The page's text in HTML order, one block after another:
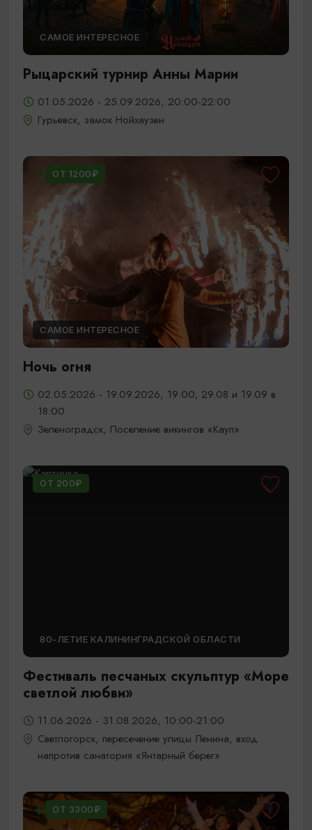
САМОЕ ИНТЕРЕСНОЕ
Рыцарский турнир Анны Марии
01.05.2026 - 25.09.2026, 20:00-22:00
Гурьевск, замок Нойхаузен
ОТ 1200₽
САМОЕ ИНТЕРЕСНОЕ
Ночь огня
02.05.2026 - 19.09.2026, 19:00; 29.08 и 19.09 в
18:00
Зеленоградск, Поселение викингов «Кауп»
ОТ 200₽
80-ЛЕТИЕ КАЛИНИНГРАДСКОЙ ОБЛАСТИ
Фестиваль песчаных скульптур «Море
светлой любви»
11.06.2026 - 31.08.2026, 10:00-21:00
Светлогорск, пересечение улицы Ленина, вход
напротив санатория «Янтарный берег»
ОТ 3300₽